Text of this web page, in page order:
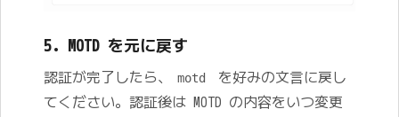
5. MOTD を元に戻す
認証が完了したら、 motd
を好みの文言に戻し
てください。認証後は MOTD の内容をいつ変更